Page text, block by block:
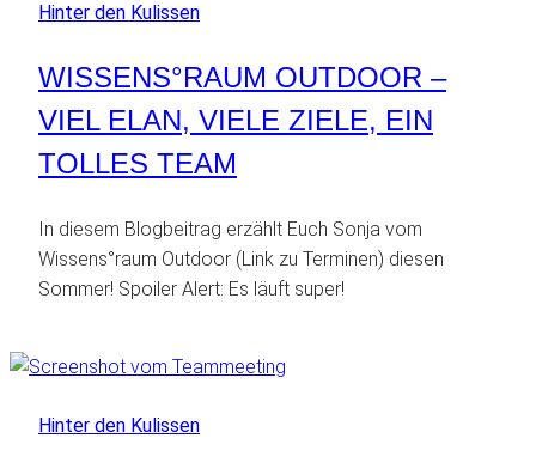
Hinter den Kulissen
WISSENS°RAUM OUTDOOR –
VIEL ELAN, VIELE ZIELE, EIN
TOLLES TEAM
In diesem Blogbeitrag erzählt Euch Sonja vom
Wissens°raum Outdoor (Link zu Terminen) diesen
Sommer! Spoiler Alert: Es läuft super!
Hinter den Kulissen